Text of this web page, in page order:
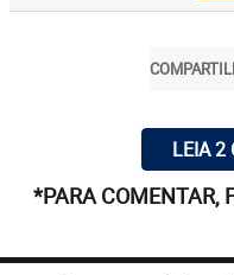
LEIA 2
*PARA COMENTAR,